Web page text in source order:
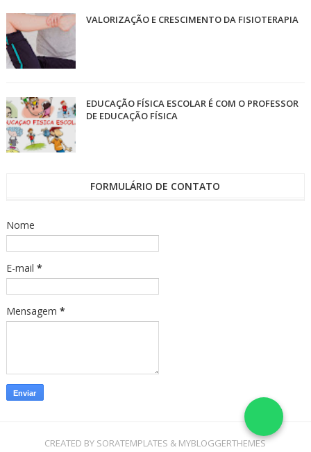
VALORIZAÇÃO E CRESCIMENTO DA FISIOTERAPIA
EDUCAÇÃO FÍSICA ESCOLAR É COM O PROFESSOR
DE EDUCAÇÃO FÍSICA
FORMULÁRIO DE CONTATO
Nome
E-mail *
Mensagem *
CREATED BY SORATEMPLATES & MYBLOGGERTHEMES